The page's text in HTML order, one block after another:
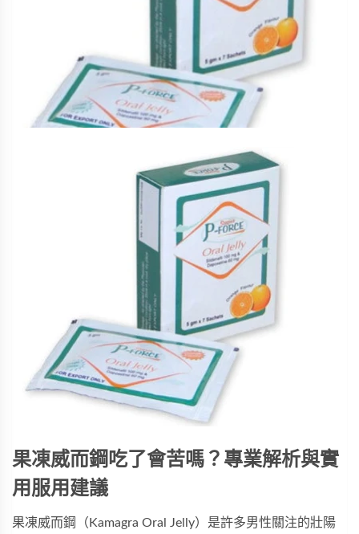
果凍威而鋼吃了會苦嗎？專業解析與實
用服用建議
果凍威而鋼（Kamagra Oral Jelly）是許多男性關注的壯陽